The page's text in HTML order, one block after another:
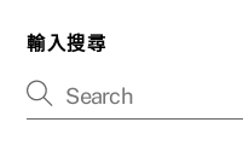
輸入搜尋